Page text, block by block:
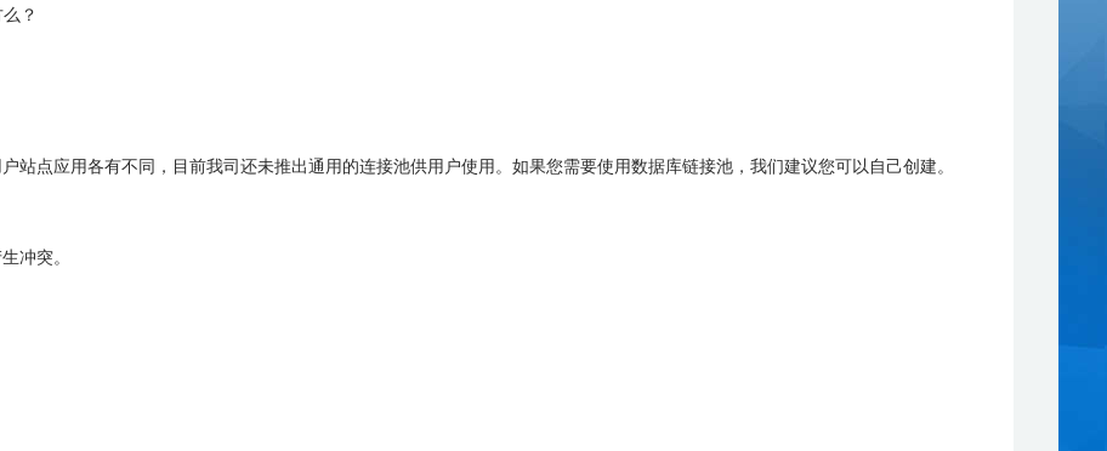
？
站点应用各有不同，目前我司还未推出通用的连接池供用户使用。如果您需要使用数据库链接池，我们建议您可以自己创建。
冲突。